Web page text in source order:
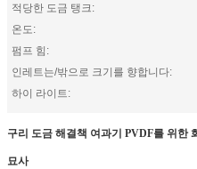
적당한 도금 탱크:
온도:
펌프 힘:
인레트는/밖으로 크기를 향합니다:
하이 라이트:
구리 도금 해결책 여과기 PVDF를 위한
묘사